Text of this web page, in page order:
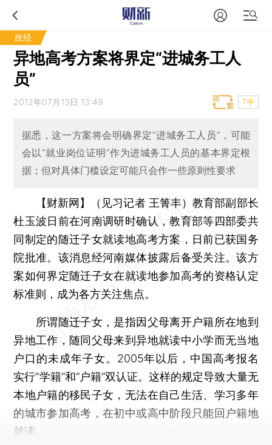
政经
异地高考方案将界定“进城务工人
员”
2012年07月13日 13:49 T中
据悉，这一方案将会明确界定“进城务工人员”，可能
会以“就业岗位证明”作为进城务工人员的基本界定根
据；但对具体门槛设定可能只会作一些原则性要求
【财新网】（见习记者 王箐丰）教育部副部长
杜玉波日前在河南调研时确认，教育部等四部委共
同制定的随迁子女就读地高考方案，日前已获国务
院批准。该消息经河南媒体披露后备受关注。该方
案如何界定随迁子女在就读地参加高考的资格认定
标准则，成为各方关注焦点。
所谓随迁子女，是指因父母离开户籍所在地到
异地工作，随同父母来到异地就读中小学而无当地
户口的未成年子女。2005年以后，中国高考报名
实行“学籍”和“户籍”双认证。这样的规定导致大量无
本地户籍的移民子女，无法在自己生活、学习多年
的城市参加高考，在初中或高中阶段只能回户籍地
就读。